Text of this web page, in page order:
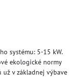
systému: 5-15 kW.
ekologické normy
už v základnej výbave